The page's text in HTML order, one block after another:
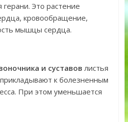
герани. Это растение
кровообращение,
мышцы сердца.
и суставов листья
к болезненным
При этом уменьшается